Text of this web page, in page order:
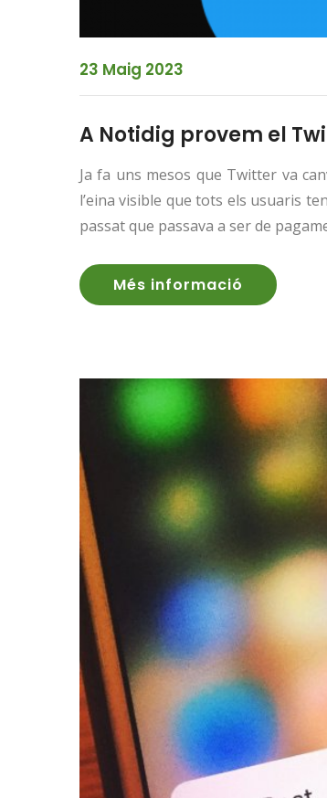
23 Maig 2023
A Notidig provem el
Ja fa uns mesos que Twitter va
l’eina visible que tots els usuaris
passat que passava a ser de
Més informació